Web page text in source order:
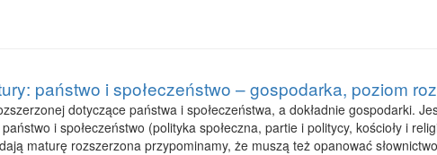
państwo i społeczeństwo – gospodarka, poziom
dotyczące państwa i społeczeństwa, a dokładnie gospodarki.
i społeczeństwo (polityka społeczna, partie i politycy, kościoły i
maturę rozszerzona przypominamy, że muszą też opanować